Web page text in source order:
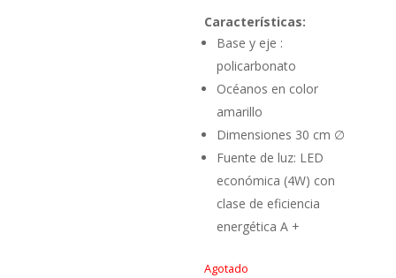
Características:
Base y eje :
policarbonato
Océanos en color
amarillo
Dimensiones 30 cm ∅
Fuente de luz: LED
económica (4W) con
clase de eficiencia
energética A +
Agotado